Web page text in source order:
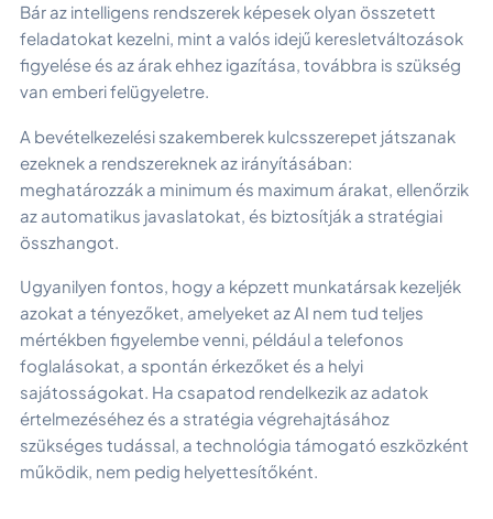
Bár az intelligens rendszerek képesek olyan összetett
feladatokat kezelni, mint a valós idejű keresletváltozások
figyelése és az árak ehhez igazítása, továbbra is szükség
van emberi felügyeletre.
A bevételkezelési szakemberek kulcsszerepet játszanak
ezeknek a rendszereknek az irányításában:
meghatározzák a minimum és maximum árakat, ellenőrzik
az automatikus javaslatokat, és biztosítják a stratégiai
összhangot.
Ugyanilyen fontos, hogy a képzett munkatársak kezeljék
azokat a tényezőket, amelyeket az AI nem tud teljes
mértékben figyelembe venni, például a telefonos
foglalásokat, a spontán érkezőket és a helyi
sajátosságokat. Ha csapatod rendelkezik az adatok
értelmezéséhez és a stratégia végrehajtásához
szükséges tudással, a technológia támogató eszközként
működik, nem pedig helyettesítőként.